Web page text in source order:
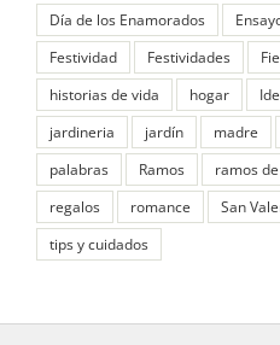
Día de los Enamorados
Festividad
Festividades
historias de vida
hogar
jardineria
jardín madre
palabras
Ramos ramos
regalos
romance San
tips y cuidados